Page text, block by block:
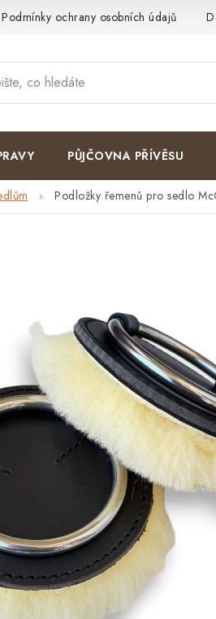
Podmínky ochrany osobních údajů
PŮJČOVNA PŘÍVĚSU
Podložky řemenů pro sedlo